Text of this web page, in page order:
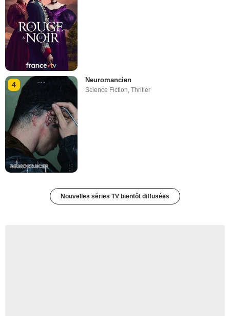
4
Neuromancien
Science Fiction,Thriller
Nouvelles séries TV bientôt diffusées